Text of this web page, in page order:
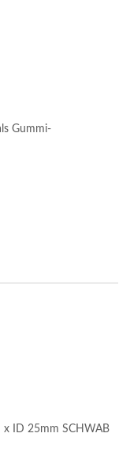
Gummi-
x ID 25mm SCHWAB